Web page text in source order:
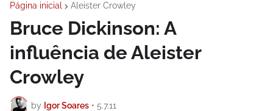
Página inicial Aleister Crowley
Bruce Dickinson: A
influência de Aleister
Crowley
by Igor Soares • 5.7.11